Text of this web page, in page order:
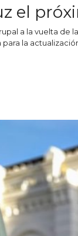
el
a la vuelta
la